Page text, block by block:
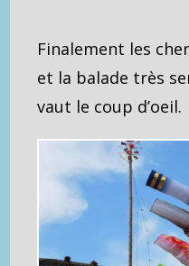
Finalement les
et la balade très
vaut le coup d’oeil.